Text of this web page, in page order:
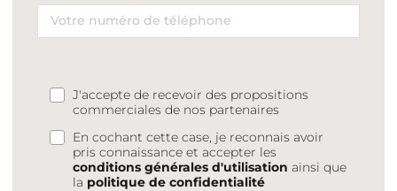
J'accepte de recevoir des propositions
commerciales de nos partenaires
En cochant cette case, je reconnais avoir
pris connaissance et accepter les
conditions générales d'utilisation ainsi que
la politique de confidentialité